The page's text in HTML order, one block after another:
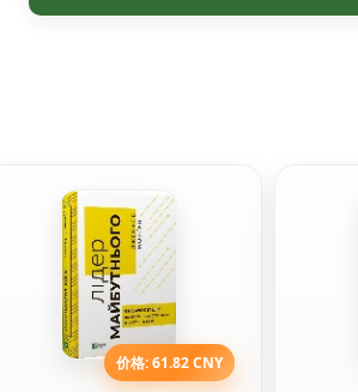
价格: 61.82 CNY